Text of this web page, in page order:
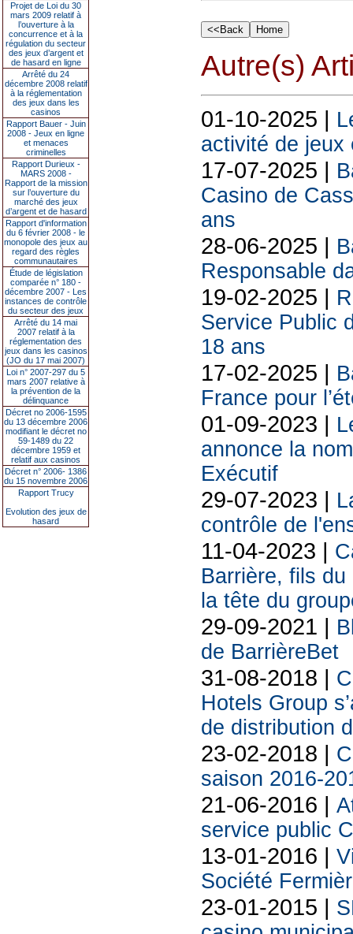
Projet de Loi du 30
mars 2009 relatif à
l’ouverture à la
concurrence et à la
régulation du secteur
des jeux d’argent et
de hasard en ligne
Arrêté du 24
décembre 2008 relatif
à la réglementation
des jeux dans les
casinos
Rapport Bauer - Juin
2008 - Jeux en ligne
et menaces
criminelles
Rapport Durieux -
MARS 2008 -
Rapport de la mission
sur l’ouverture du
marché des jeux
d’argent et de hasard
Rapport d'information
du 6 février 2008 - le
monopole des jeux au
regard des règles
communautaires
Étude de législation
comparée n° 180 -
décembre 2007 - Les
instances de contrôle
du secteur des jeux
Arrêté du 14 mai
2007 relatif à la
réglementation des
jeux dans les casinos
(JO du 17 mai 2007)
Loi n° 2007-297 du 5
mars 2007 relative à
la prévention de la
délinquance
Décret no 2006-1595
du 13 décembre 2006
modifiant le décret no
59-1489 du 22
décembre 1959 et
relatif aux casinos
Décret n° 2006- 1386
du 15 novembre 2006
Rapport Trucy
Evolution des jeux de
hasard
Autre(s)
01-10-2025 |
activité de jeux
17-07-2025 |
Casino de
ans
28-06-2025 |
Responsable
19-02-2025 |
Service Public
18 ans
17-02-2025 |
France pour
01-09-2023 |
annonce la
Exécutif
29-07-2023 |
contrôle de
11-04-2023 |
Barrière, fils
la tête du
29-09-2021 |
de BarrièreBet
31-08-2018 |
Hotels Group
de distribution
23-02-2018 |
saison 2016-
21-06-2016 |
service public
13-01-2016 |
Société
23-01-2015 |